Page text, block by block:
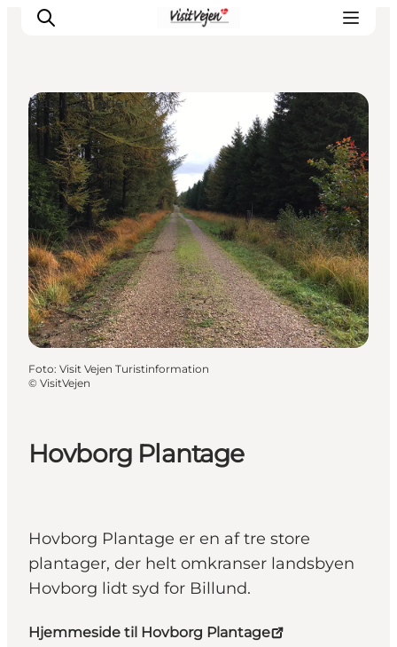
Spise
Sove
Natur
Se og oplev
Byer
Events
Udforsk
Hovborg Plantage
Hovborg Plantage er en af tre store
plantager, der helt omkranser landsbyen
Hovborg lidt syd for Billund.
Hjemmeside til Hovborg Plantage
Naturområder
Foto: Visit Vejen Turistinformation
© VisitVejen